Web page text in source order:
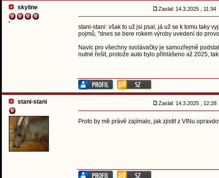
skyline Zaslal: 14.3.2025 , 11:34
stani-stani: však to už jsi psal, já už se k tomu taky
pojmů, "dnes se bere rokem výroby uvedení do
Navíc pro všechny svolávačky je samozřejmě
nutné řešit, protože auto bylo přihlášeno až 2025,
stani-stani Zaslal: 14.3.2025 , 12:28
Proto by mě právě zajímalo, jak zjistit z VINu